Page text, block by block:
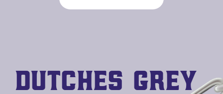
Dutches grey